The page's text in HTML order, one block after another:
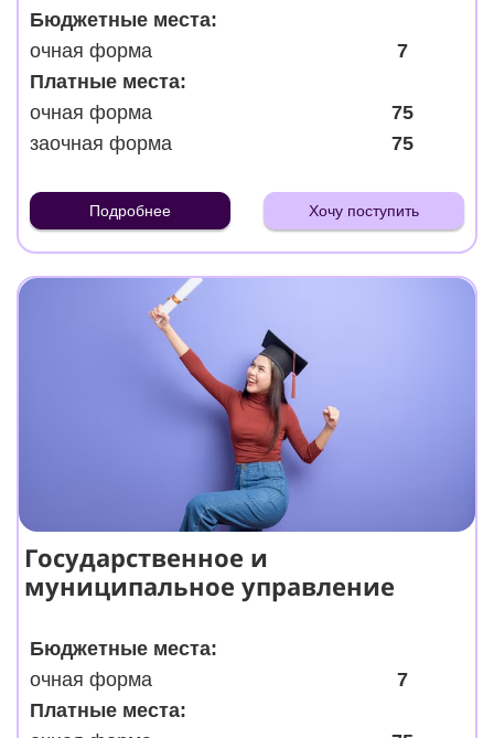
Бюджетные места:
очная форма
Платные места:
очная форма
заочная форма
7
75
75
Подробнее Хочу поступить
Государственное и
муниципальное управление
Бюджетные места:
очная форма
Платные места:
7